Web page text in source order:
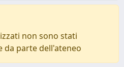
non sono stati
da parte dell'ateneo